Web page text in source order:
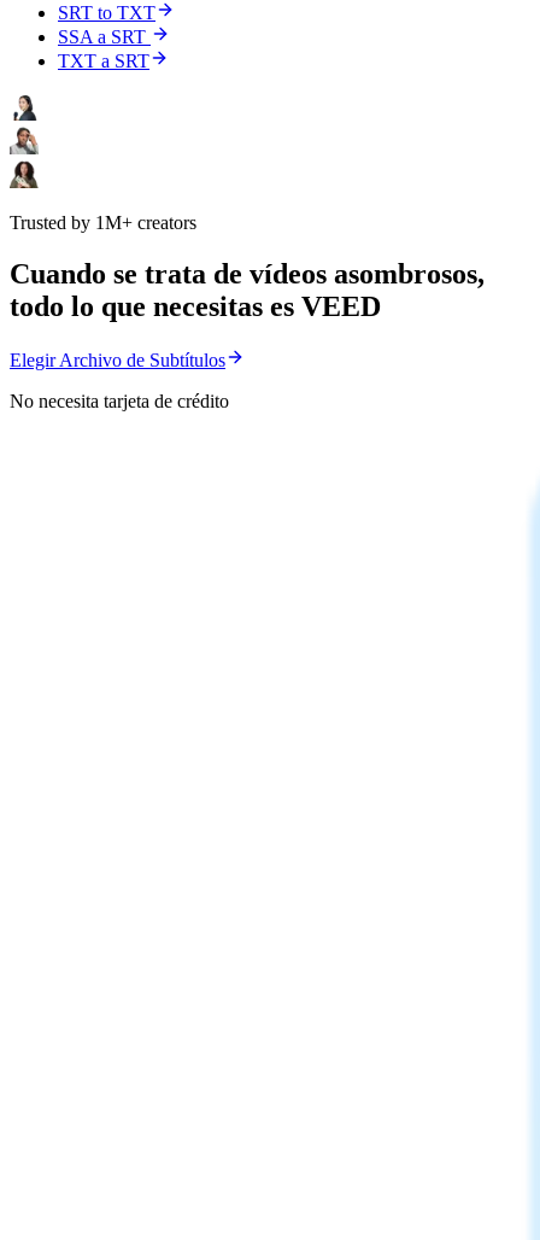
SRT to TXT
SSA a SRT
TXT a SRT
Trusted by 1M+ creators
Cuando se trata de vídeos asombrosos,
todo lo que necesitas es VEED
Elegir Archivo de Subtítulos
No necesita tarjeta de crédito